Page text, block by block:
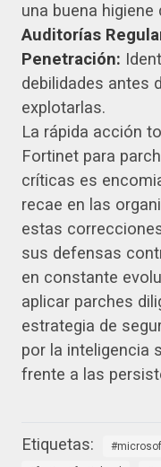
una buena higiene
Auditorías
Penetración:
debilidades antes
explotarlas.
La rápida acción
Fortinet para
críticas es
recae en las
estas
sus defensas
en constante
aplicar parches
estrategia de
por la inteligencia
frente a las